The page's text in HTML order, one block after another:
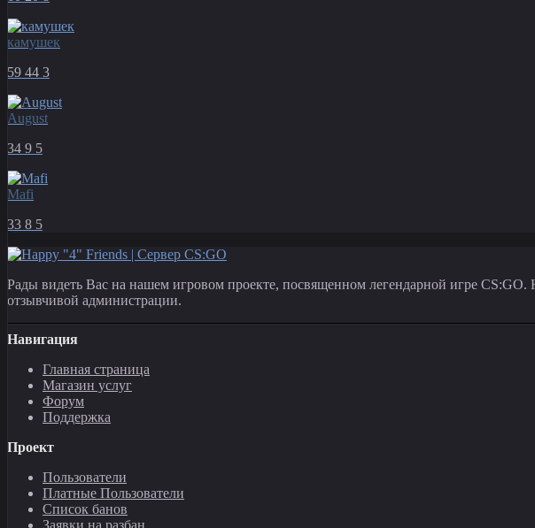
камушек
59 44 3
August
34 9 5
Mafi
33 8 5
Рады видеть Вас на нашем игровом проекте, посвященном легендарной игре
отзывчивой администрации.
Навигация
Главная страница
Магазин услуг
Форум
Поддержка
Проект
Пользователи
Платные Пользователи
Список банов
Заявки на разбан